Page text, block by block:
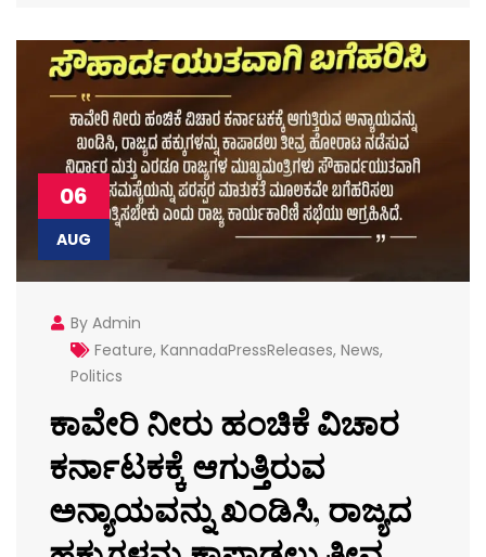
06
AUG
By Admin
Feature, KannadaPressReleases, News,
Politics
ಕಾವೇರಿ ನೀರು ಹಂಚಿಕೆ ವಿಚಾರ
ಕರ್ನಾಟಕಕ್ಕೆ ಆಗುತ್ತಿರುವ
ಅನ್ಯಾಯವನ್ನು ಖಂಡಿಸಿ, ರಾಜ್ಯದ